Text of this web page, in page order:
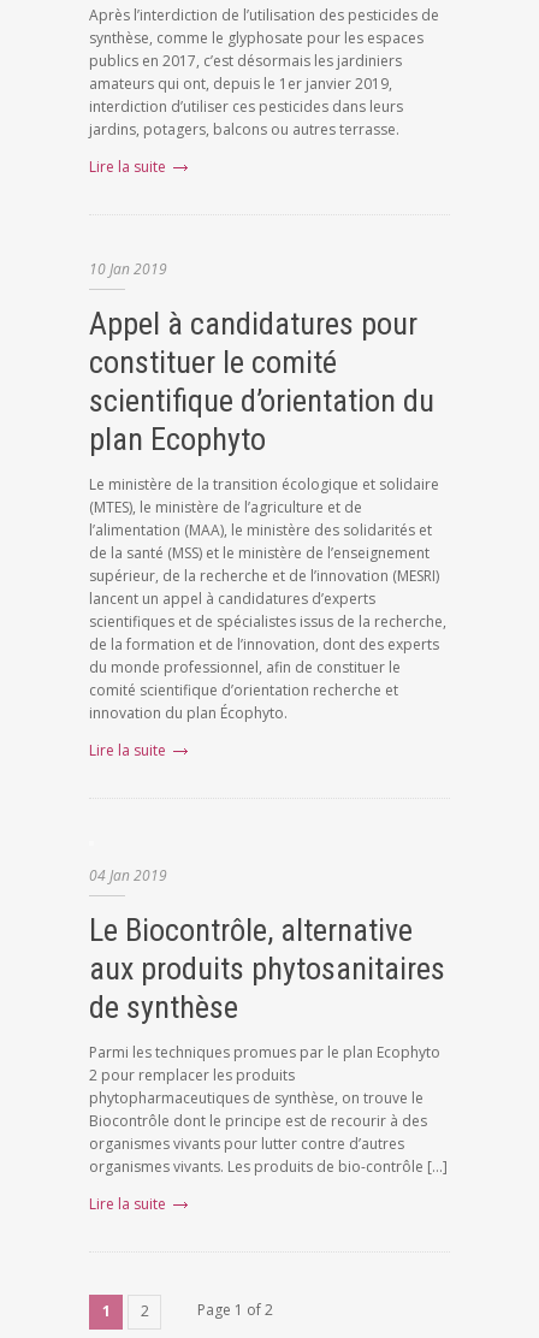
Après l’interdiction de l’utilisation des pesticides de
synthèse, comme le glyphosate pour les espaces
publics en 2017, c’est désormais les jardiniers
amateurs qui ont, depuis le 1er janvier 2019,
interdiction d’utiliser ces pesticides dans leurs
jardins, potagers, balcons ou autres terrasse.
Lire la suite
10Jan 2019
Appel à candidatures pour
constituer le comité
scientifique d’orientation du
plan Ecophyto
Le ministère de la transition écologique et solidaire
(MTES), le ministère de l’agriculture et de
l’alimentation (MAA), le ministère des solidarités et
de la santé (MSS) et le ministère de l’enseignement
supérieur, de la recherche et de l’innovation (MESRI)
lancent un appel à candidatures d’experts
scientifiques et de spécialistes issus de la recherche,
de la formation et de l’innovation, dont des experts
du monde professionnel, afin de constituer le
comité scientifique d’orientation recherche et
innovation du plan Écophyto.
Lire la suite
04Jan 2019
Le Biocontrôle, alternative
aux produits phytosanitaires
de synthèse
Parmi les techniques promues par le plan Ecophyto
2 pour remplacer les produits
phytopharmaceutiques de synthèse, on trouve le
Biocontrôle dont le principe est de recourir à des
organismes vivants pour lutter contre d’autres
organismes vivants. Les produits de bio-contrôle […]
Lire la suite
1 2 Page 1 of 2